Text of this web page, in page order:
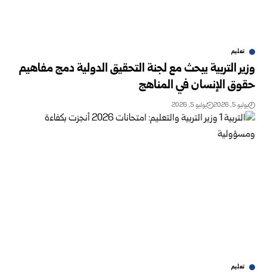
تعليم
وزير التربية يبحث مع لجنة التحقيق الدولية دمج مفاهيم
حقوق الإنسان في المناهج
يوليو 5, 2026 يوليو 5, 2026
تعليم